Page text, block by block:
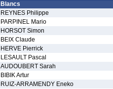
Blancs
REYNES Philippe
PARPINEL Mario
HORSOT Simon
BEIX Claude
HERVE Pierrick
LESAULT Pascal
AUDOUBERT Sarah
BIBIK Artur
RUIZ-ARRAMENDY Eneko